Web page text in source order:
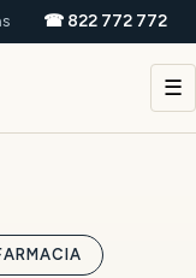
☎ 822 772 772
☰